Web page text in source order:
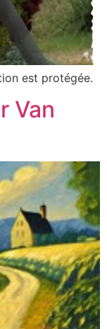
est protégée.
Van